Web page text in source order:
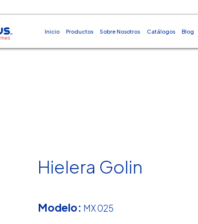
Inicio Productos Sobre Nosotros Catálogos Blog
Hielera Golin
Modelo: MX 025